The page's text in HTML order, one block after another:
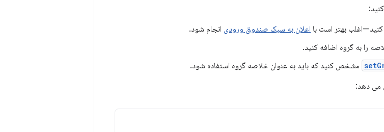
بهتر است با اعلان به سبک صندوق ورودی انجام شود.
را به گروه اضافه کنید.
مشخص کنید که باید به عنوان خلاصه گروه استفاده شود.
می دهد: